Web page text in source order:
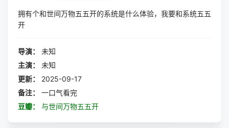
拥有个和世间万物五五开的系统是什么体验，我要和系统五五
开
导演：
未知
主演：
未知
更新：
2025-09-17
备注：
一口气看完
豆瓣：
与世间万物五五开